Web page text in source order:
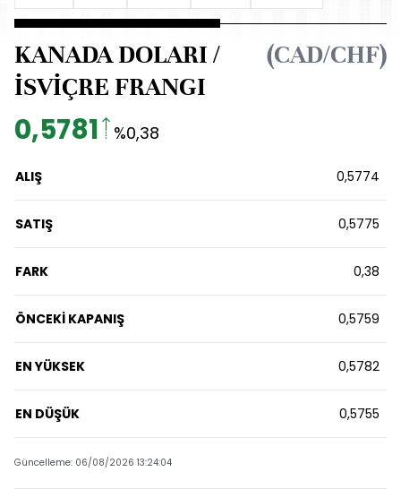
KANADA DOLARI /
İSVİÇRE FRANGI
(CAD/CHF)
0,5781 %0,38
ALIŞ 0,5774
SATIŞ 0,5775
FARK 0,38
ÖNCEKİ KAPANIŞ 0,5759
EN YÜKSEK 0,5782
EN DÜŞÜK 0,5755
Güncelleme: 06/08/2026 13:24:04